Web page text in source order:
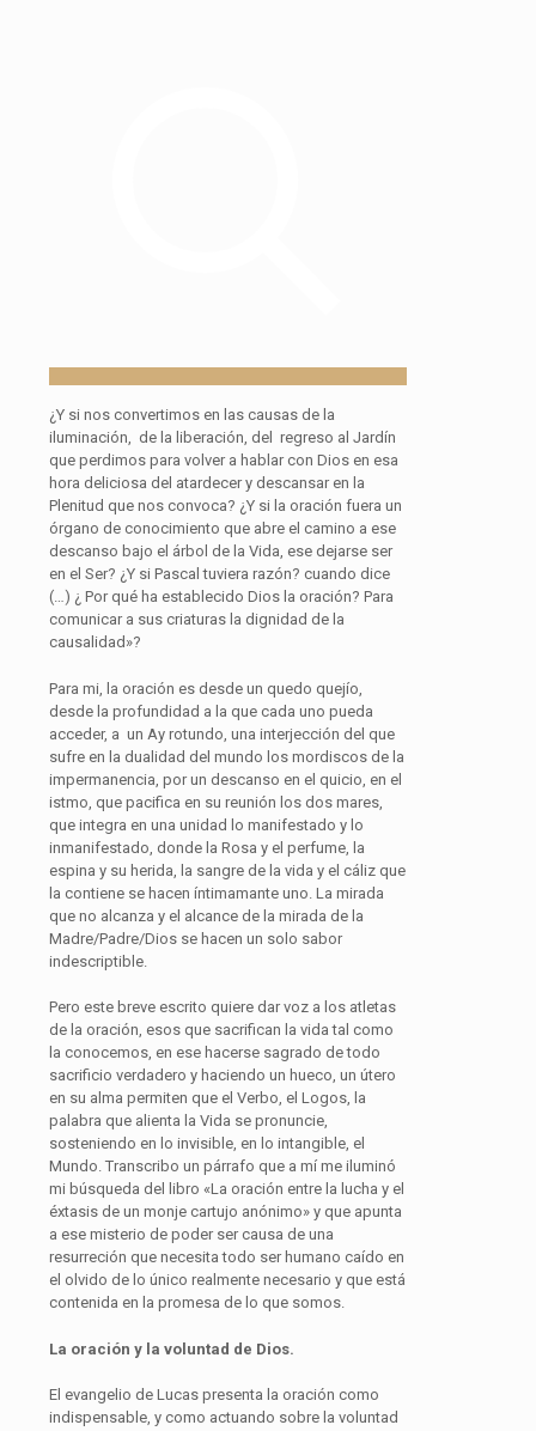
¿Y si nos convertimos en las causas de la
iluminación, de la liberación, del regreso al Jardín
que perdimos para volver a hablar con Dios en esa
hora deliciosa del atardecer y descansar en la
Plenitud que nos convoca? ¿Y si la oración fuera un
órgano de conocimiento que abre el camino a ese
descanso bajo el árbol de la Vida, ese dejarse ser
en el Ser? ¿Y si Pascal tuviera razón? cuando dice
(…) ¿ Por qué ha establecido Dios la oración? Para
comunicar a sus criaturas la dignidad de la
causalidad»?
Para mi, la oración es desde un quedo quejío,
desde la profundidad a la que cada uno pueda
acceder, a un Ay rotundo, una interjección del que
sufre en la dualidad del mundo los mordiscos de la
impermanencia, por un descanso en el quicio, en el
istmo, que pacifica en su reunión los dos mares,
que integra en una unidad lo manifestado y lo
inmanifestado, donde la Rosa y el perfume, la
espina y su herida, la sangre de la vida y el cáliz que
la contiene se hacen íntimamante uno. La mirada
que no alcanza y el alcance de la mirada de la
Madre/Padre/Dios se hacen un solo sabor
indescriptible.
Pero este breve escrito quiere dar voz a los atletas
de la oración, esos que sacrifican la vida tal como
la conocemos, en ese hacerse sagrado de todo
sacrificio verdadero y haciendo un hueco, un útero
en su alma permiten que el Verbo, el Logos, la
palabra que alienta la Vida se pronuncie,
sosteniendo en lo invisible, en lo intangible, el
Mundo. Transcribo un párrafo que a mí me iluminó
mi búsqueda del libro «La oración entre la lucha y el
éxtasis de un monje cartujo anónimo» y que apunta
a ese misterio de poder ser causa de una
resurreción que necesita todo ser humano caído en
el olvido de lo único realmente necesario y que está
contenida en la promesa de lo que somos.
La oración y la voluntad de Dios.
El evangelio de Lucas presenta la oración como
indispensable, y como actuando sobre la voluntad